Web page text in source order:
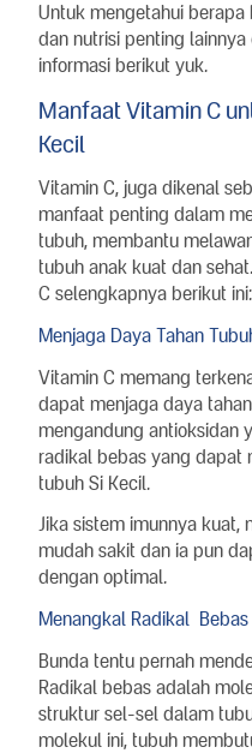
Untuk mengetahui
dan nutrisi penting
informasi berikut yuk.
Manfaat Vitamin C
Kecil
Vitamin C, juga dikenal
manfaat penting dalam
tubuh, membantu
tubuh anak kuat dan
C selengkapnya berikut ini:
Menjaga Daya Tahan
Vitamin C memang
dapat menjaga daya
mengandung antioksidan
radikal bebas yang dapat
tubuh Si Kecil.
Jika sistem imunnya kuat,
mudah sakit dan ia pun
dengan optimal.
Menangkal Radikal Bebas
Bunda tentu pernah
Radikal bebas adalah
struktur sel-sel dalam
molekul ini, tubuh